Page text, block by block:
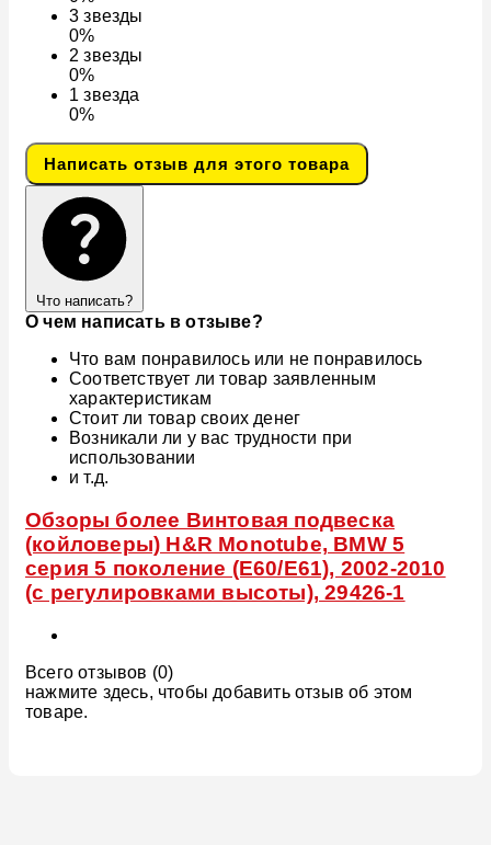
3звезды
0%
2звезды
0%
1звезда
0%
Написать отзыв для этого товара
Что написать?
О чем написать в отзыве?
Что вам понравилось или не понравилось
Соответствует ли товар заявленным
характеристикам
Стоит ли товар своих денег
Возникали ли у вас трудности при
использовании
и т.д.
Обзоры более Винтовая подвеска
(койловеры) H&R Monotube, BMW 5
серия 5 поколение (E60/E61), 2002-2010
(с регулировками высоты), 29426-1
Всего отзывов (0)
нажмите здесь, чтобы добавить отзыв об этом
товаре.